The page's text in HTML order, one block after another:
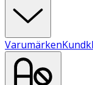
Varumärken